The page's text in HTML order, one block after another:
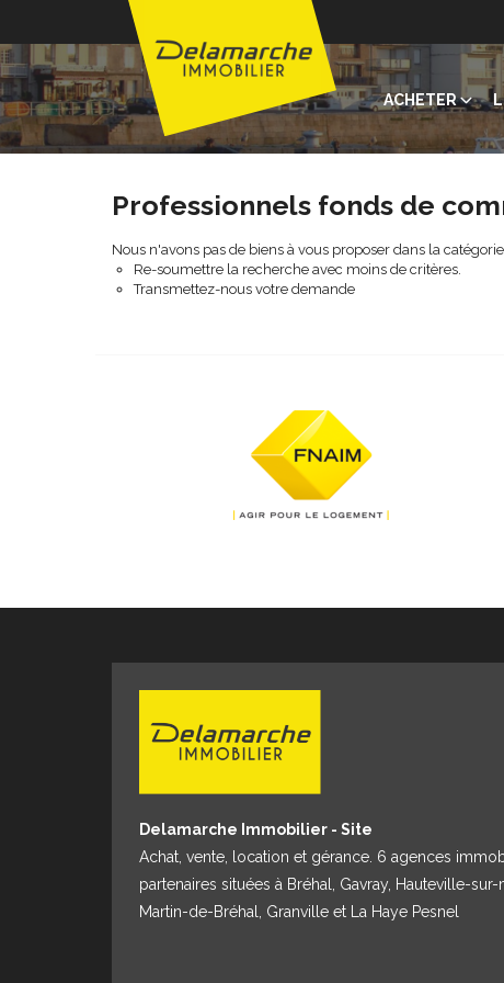
ACHETER
Professionnels fonds de
Nous n'avons pas de biens à vous proposer dans la
Re-soumettre la recherche avec moins de critères.
Transmettez-nous votre demande
Delamarche Immobilier - Site
Achat, vente, location et gérance. 6 agences
partenaires situées à Bréhal, Gavray, Hauteville-sur-
Martin-de-Bréhal, Granville et La Haye Pesnel